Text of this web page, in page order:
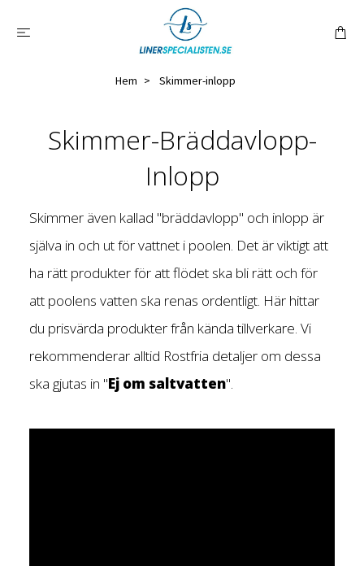
Hem Skimmer-inlopp
Skimmer-Bräddavlopp-
Inlopp
Skimmer även kallad "bräddavlopp" och inlopp är
själva in och ut för vattnet i poolen. Det är viktigt att
ha rätt produkter för att flödet ska bli rätt och för
att poolens vatten ska renas ordentligt. Här hittar
du prisvärda produkter från kända tillverkare. Vi
rekommenderar alltid Rostfria detaljer om dessa
ska gjutas in "Ej om saltvatten".